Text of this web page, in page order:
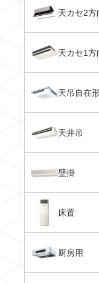
天カセ2方
天カセ1方
天吊自在
天井吊
壁掛
床置
厨房用